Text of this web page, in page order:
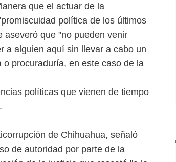
que el actuar de la
política de los últimos
aseveró que "no pueden venir
a alguien aquí sin llevar a cabo un
procuraduría, en este caso de la
políticas que vienen de tiempo
de Chihuahua, señaló
de autoridad por parte de la